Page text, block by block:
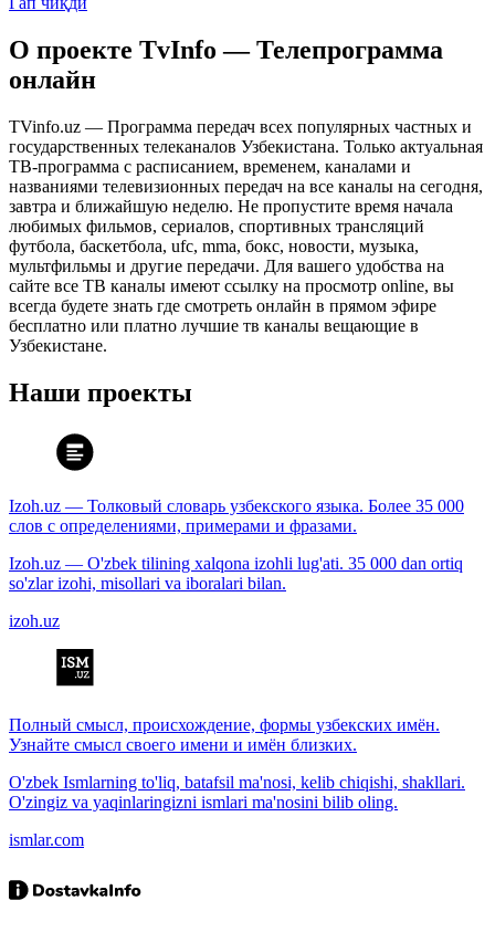
О проекте TvInfo — Телепрограмма
онлайн
TVinfo.uz — Программа передач всех популярных частных и
государственных телеканалов Узбекистана. Только актуальная
ТВ-программа с расписанием, временем, каналами и
названиями телевизионных передач на все каналы на сегодня,
завтра и ближайшую неделю. Не пропустите время начала
любимых фильмов, сериалов, спортивных трансляций
футбола, баскетбола, ufc, mma, бокс, новости, музыка,
мультфильмы и другие передачи. Для вашего удобства на
сайте все ТВ каналы имеют ссылку на просмотр online, вы
всегда будете знать где смотреть онлайн в прямом эфире
бесплатно или платно лучшие тв каналы вещающие в
Узбекистане.
Наши проекты
Izoh.uz — Толковый словарь узбекского языка. Более 35 000
слов с определениями, примерами и фразами.
Izoh.uz — O'zbek tilining xalqona izohli lug'ati. 35 000 dan ortiq
so'zlar izohi, misollari va iboralari bilan.
izoh.uz
Полный смысл, происхождение, формы узбекских имён.
Узнайте смысл своего имени и имён близких.
O'zbek Ismlarning to'liq, batafsil ma'nosi, kelib chiqishi, shakllari.
O'zingiz va yaqinlaringizni ismlari ma'nosini bilib oling.
ismlar.com